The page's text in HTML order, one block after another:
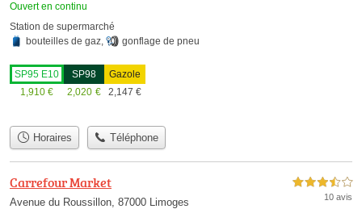
Ouvert en continu
Station de supermarché
bouteilles de gaz, gonflage de pneu
SP95 E10
1,910 €
SP98
2,020 €
Gazole
2,147 €
Horaires Téléphone
Carrefour Market
Avenue du Roussillon, 87000 Limoges
3,5 étoiles sur 5
10 avis